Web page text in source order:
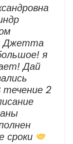
Джетта
я
Дай
течение 2
сроки